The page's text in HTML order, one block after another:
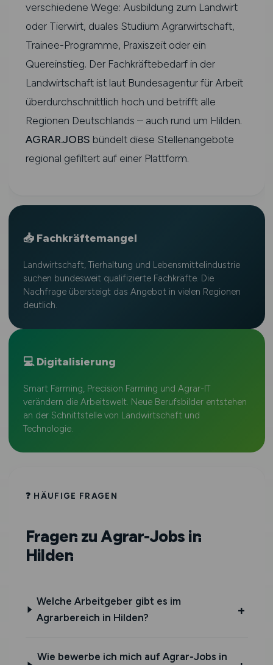
verschiedene Wege: Ausbildung zum Landwirt
oder Tierwirt, duales Studium Agrarwirtschaft,
Trainee-Programme, Praxiszeit oder ein
Quereinstieg. Der Fachkräftebedarf in der
Landwirtschaft ist laut Bundesagentur für Arbeit
überdurchschnittlich hoch und betrifft alle
Regionen Deutschlands – auch rund um Hilden.
AGRAR.JOBS bündelt diese Stellenangebote
regional gefiltert auf einer Plattform.
📥 Fachkräftemangel
Landwirtschaft, Tierhaltung und Lebensmittelindustrie
suchen bundesweit qualifizierte Fachkräfte. Die
Nachfrage übersteigt das Angebot in vielen Regionen
deutlich.
💻 Digitalisierung
Smart Farming, Precision Farming und Agrar-IT
verändern die Arbeitswelt. Neue Berufsbilder entstehen
an der Schnittstelle von Landwirtschaft und
Technologie.
❓ HÄUFIGE FRAGEN
Fragen zu Agrar-Jobs in
Hilden
Welche Arbeitgeber gibt es im
Agrarbereich in Hilden?
Wie bewerbe ich mich auf Agrar-Jobs in